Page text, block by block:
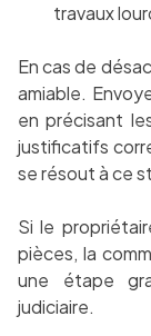
travaux
En cas de
amiable.
en précisant
justificatifs
se résout à ce
Si le
pièces, la
une étape
judiciaire.